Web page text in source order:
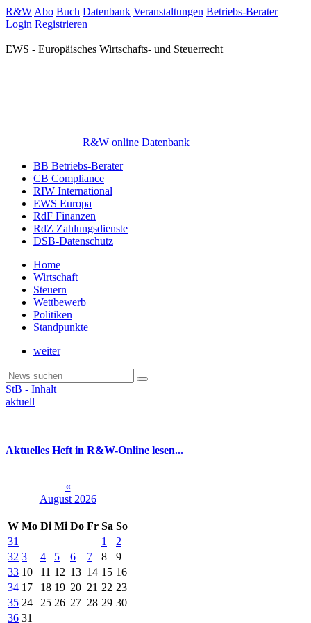
R&W Abo Buch Datenbank Veranstaltungen Betriebs-Berater
Login Registrieren
EWS - Europäisches Wirtschafts- und Steuerrecht
R&W online Datenbank
BB Betriebs-Berater
CB Compliance
RIW International
EWS Europa
RdF Finanzen
RdZ Zahlungsdienste
DSB-Datenschutz
Home
Wirtschaft
Steuern
Wettbewerb
Politiken
Standpunkte
weiter
StB - Inhalt
aktuell
Aktuelles Heft in R&W-Online lesen...
«
August 2026
W Mo Di Mi Do Fr Sa So
31
1
2
32 3 4 5 6 7 8
9
33 10 11 12 13 14 15 16
34 17 18 19 20 21 22 23
35 24 25 26 27 28 29 30
36 31